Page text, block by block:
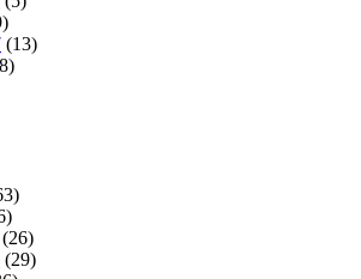
(13)
(26)
(29)